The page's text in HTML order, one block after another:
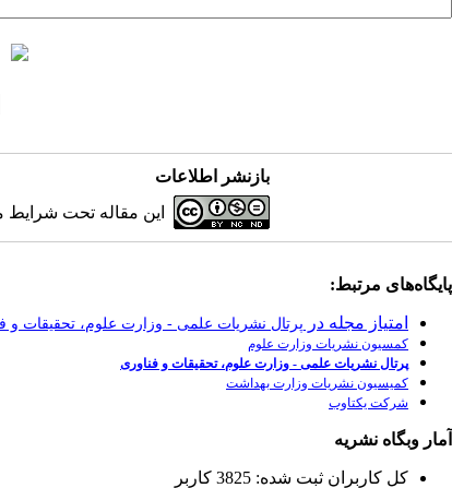
بازنشر اطلاعات
این مقاله تحت شرایط
پایگاه‌های مرتبط:
امتیاز مجله در پرتال نشریات علمی - وزارت علوم، تحقیقات و
کمسیون نشریات وزارت علوم
پرتال نشریات علمی - وزارت علوم، تحقیقات و فناوری
کمیسیون نشریات وزارت بهداشت
شرکت یکتاوب
آمار وبگاه نشریه
كل کاربران ثبت شده: 3825 کاربر